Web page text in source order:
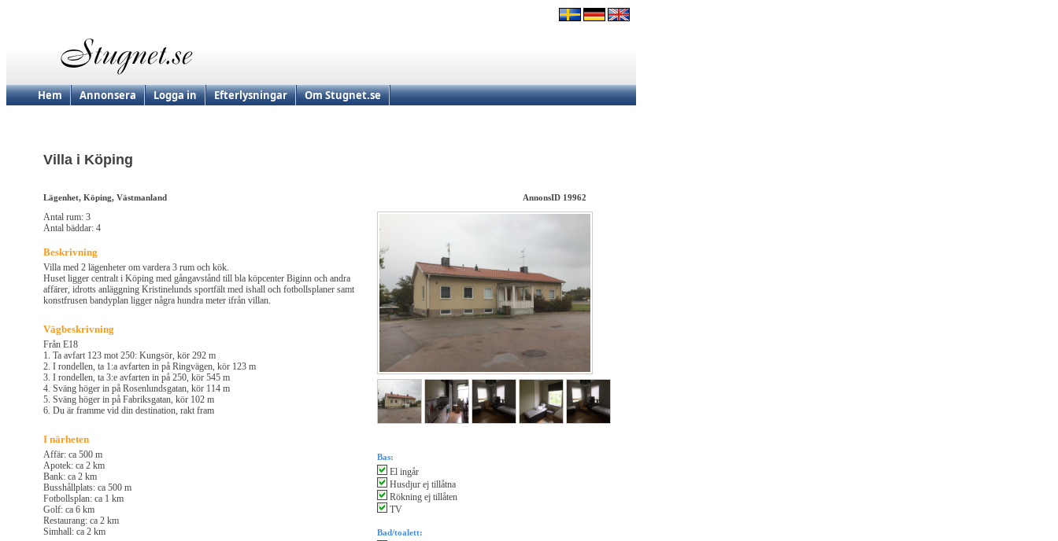
Hem Annonsera Logga in Efterlysningar Om Stugnet.se
Villa i Köping
Lägenhet, Köping, Västmanland AnnonsID 19962
Antal rum: 3
Antal bäddar: 4
Beskrivning
Villa med 2 lägenheter om vardera 3 rum och kök.
Huset ligger centralt i Köping med gångavstånd till bla köpcenter Biginn och andra
affärer, idrotts anläggning Kristinelunds sportfält med ishall och fotbollsplaner samt
konstfrusen bandyplan ligger några hundra meter ifrån villan.
Vägbeskrivning
Från E18
1. Ta avfart 123 mot 250: Kungsör, kör 292 m
2. I rondellen, ta 1:a avfarten in på Ringvägen, kör 123 m
3. I rondellen, ta 3:e avfarten in på 250, kör 545 m
4. Sväng höger in på Rosenlundsgatan, kör 114 m
5. Sväng höger in på Fabriksgatan, kör 102 m
6. Du är framme vid din destination, rakt fram
I närheten
Affär: ca 500 m
Apotek: ca 2 km
Bank: ca 2 km
Busshållplats: ca 500 m
Fotbollsplan: ca 1 km
Golf: ca 6 km
Restaurang: ca 2 km
Simhall: ca 2 km
Bas:
El ingår
Husdjur ej tillåtna
Rökning ej tillåten
TV
Bad/toalett: